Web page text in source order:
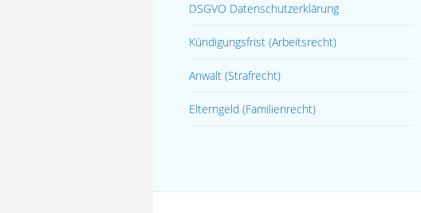
DSGVO Datenschutzerklärung
Kündigungsfrist (Arbeitsrecht)
Anwalt (Strafrecht)
Elterngeld (Familienrecht)